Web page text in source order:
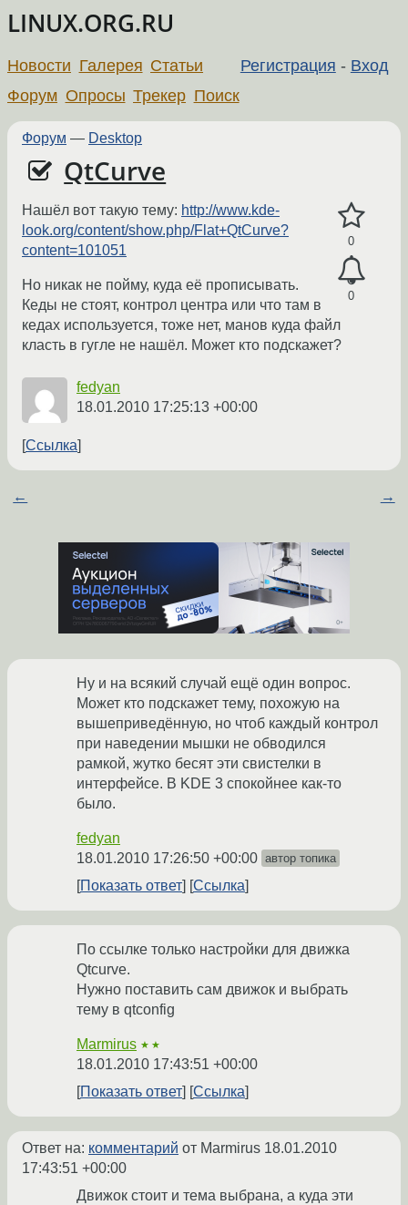
LINUX.ORG.RU
Регистрация - Вход
Новости Галерея Статьи
Форум Опросы Трекер Поиск
Форум — Desktop
QtCurve
0
0
Нашёл вот такую тему: http://www.kde-
look.org/content/show.php/Flat+QtCurve?
content=101051
Но никак не пойму, куда её прописывать.
Кеды не стоят, контрол центра или что там в
кедах используется, тоже нет, манов куда файл
класть в гугле не нашёл. Может кто подскажет?
fedyan
18.01.2010 17:25:13 +00:00
Ссылка
← →
Ну и на всякий случай ещё один вопрос.
Может кто подскажет тему, похожую на
вышеприведённую, но чтоб каждый контрол
при наведении мышки не обводился
рамкой, жутко бесят эти свистелки в
интерфейсе. В KDE 3 спокойнее как-то
было.
fedyan
18.01.2010 17:26:50 +00:00 автор топика
Показать ответ Ссылка
По ссылке только настройки для движка
Qtcurve.
Нужно поставить сам движок и выбрать
тему в qtconfig
Marmirus ★★
18.01.2010 17:43:51 +00:00
Показать ответ
Ссылка
Ответ на: комментарий от Marmirus 18.01.2010
17:43:51 +00:00
Движок стоит и тема выбрана, а куда эти